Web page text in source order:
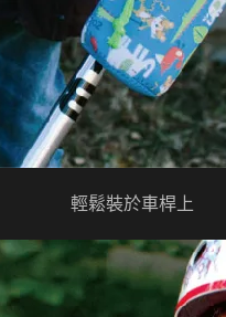
輕鬆裝於車桿上